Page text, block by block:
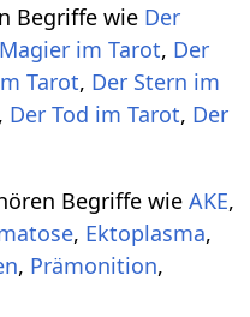
Begriffe wie Der
im Tarot, Der
Tarot, Der Stern im
, Der Tod im Tarot, Der
Begriffe wie AKE,
, Ektoplasma,
, Prämonition,